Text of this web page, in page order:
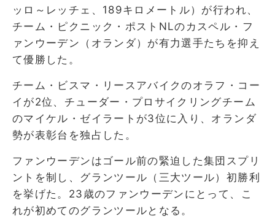
ッロ～レッチェ、189キロメートル）が行われ、
チーム・ピクニック・ポストNLのカスペル・フ
ァンウーデン（オランダ）が有力選手たちを抑え
て優勝した。
チーム・ビスマ・リースアバイクのオラフ・コー
イが2位、チューダー・プロサイクリングチーム
のマイケル・ゼイラートが3位に入り、オランダ
勢が表彰台を独占した。
ファンウーデンはゴール前の緊迫した集団スプリ
ントを制し、グランツール（三大ツール）初勝利
を挙げた。23歳のファンウーデンにとって、こ
れが初めてのグランツールとなる。